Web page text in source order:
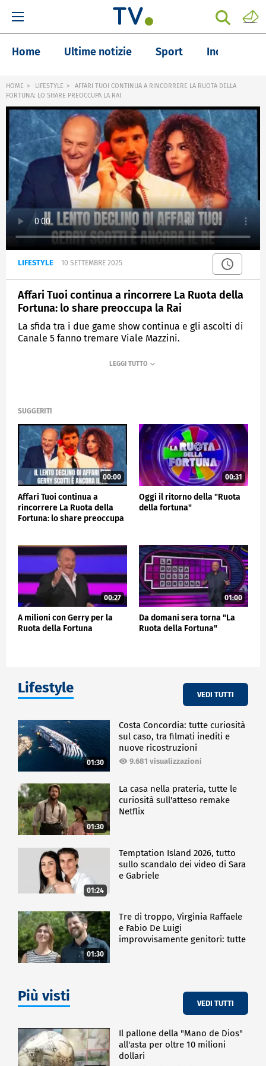
Home Ultime notizie Sport Inchieste
HOME LIFESTYLE
AFFARI TUOI CONTINUA A RINCORRERE LA RUOTA DELLA
FORTUNA: LO SHARE PREOCCUPA LA RAI
LIFESTYLE 10 SETTEMBRE 2025
Affari Tuoi continua a rincorrere La Ruota della
Fortuna: lo share preoccupa la Rai
La sfida tra i due game show continua e gli ascolti di
Canale 5 fanno tremare Viale Mazzini.
SUGGERITI
00:00
Affari Tuoi continua a
rincorrere La Ruota della
Fortuna: lo share preoccupa
00:31
Oggi il ritorno della "Ruota
della fortuna"
00:27
A milioni con Gerry per la
Ruota della Fortuna
01:00
Da domani sera torna "La
Ruota della Fortuna"
Lifestyle VEDI TUTTI
01:30
Costa Concordia: tutte curiosità
sul caso, tra filmati inediti e
nuove ricostruzioni
9.681 visualizzazioni
01:30
La casa nella prateria, tutte le
curiosità sull'atteso remake
Netflix
01:24
Temptation Island 2026, tutto
sullo scandalo dei video di Sara
e Gabriele
01:30
Tre di troppo, Virginia Raffaele
e Fabio De Luigi
improvvisamente genitori: tutte
Più visti VEDI TUTTI
Il pallone della "Mano de Dios"
all'asta per oltre 10 milioni
dollari